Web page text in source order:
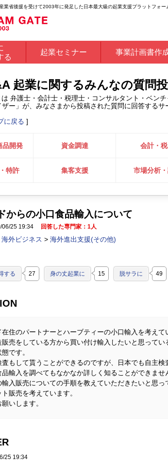
業省後援を受けて2003年に発足した日本最大級の起業支援プラットフォー
る
起業セミナー 事業計画書作
起業に関するみんなの質問
は 弁護士・会計士・税理士・コンサルタント・ベン
ー」が、みなさまから投稿された質問に回答するサ
に戻る ]
品開発 資金調達 会計・
特許 集客支援 市場分析
からの小口食品輸入について
06/25 19:34
回答した専門家：1人
海外ビジネス > 海外進出支援(その他)
する 27 身の丈起業に 15 脱サラに 49
在住のパートナーとハーブティーの小口輸入を考え
販売をしている方から買い付け輸入したいと思って
です。
もして貰うことができるのですが、日本でも自主検
輸入を調べてもなかなか詳しく知ることができませ
輸入販売についての手順を教えていただきたいと思っ
販売を考えています。
いします。
25 19:34